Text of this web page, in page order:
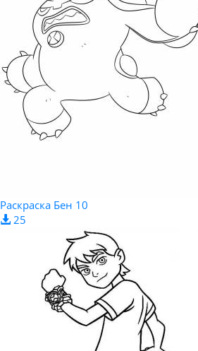
Раскраска Бен 10
25